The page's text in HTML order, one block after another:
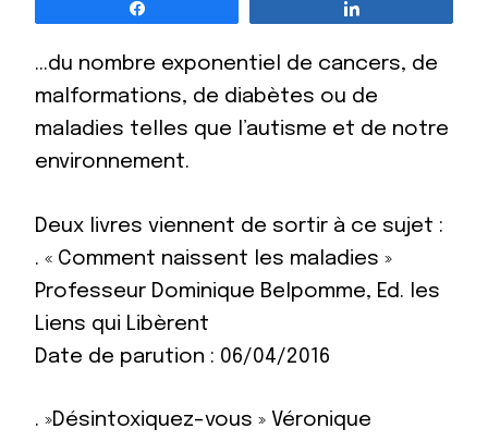
…du nombre exponentiel de cancers, de
malformations, de diabètes ou de
maladies telles que l’autisme et de notre
environnement.
Deux livres viennent de sortir à ce sujet :
. « Comment naissent les maladies »
Professeur Dominique Belpomme, Ed. les
Liens qui Libèrent
Date de parution : 06/04/2016
. »Désintoxiquez-vous » Véronique